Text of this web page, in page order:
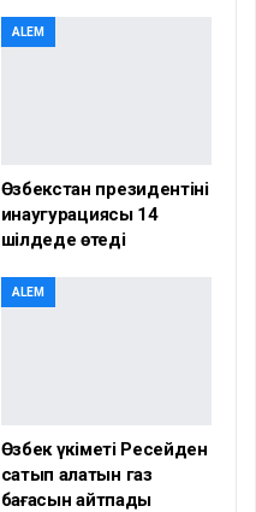
ALEM
Өзбекстан президентінің
инаугурациясы 14
шілдеде өтеді
ALEM
Өзбек үкіметі Ресейден
сатып алатын газ
бағасын айтпады